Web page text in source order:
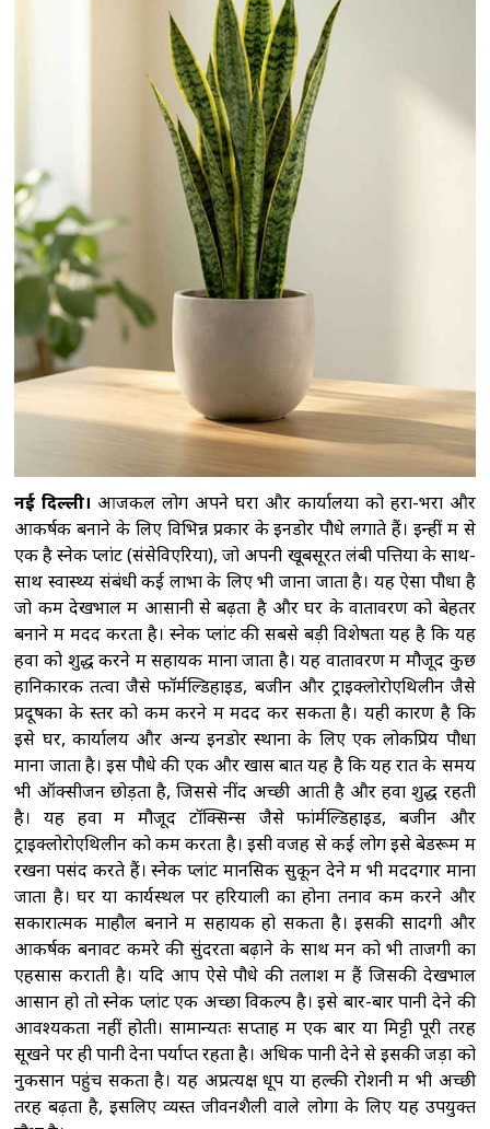
दावा : निगरानी की कमी बनी नीट पेपर लीक की वजह,
विशेषज्ञों की जांच और तलाशी नहीं हुई
भागवत के 'जेन-जी' वाले बयान पर भाजपा सांसद बोले,
छात्र अब विपक्ष के बहकावे में नहीं आने
झारखंड: जेपीएससी गड़बड़ी के मुख्य आरोपी
अभय तिवारी के ससुर को लिया हिरासत में, रिश्तेदारों की
संपत्तियों की जांच शुरू
कांग्रेस सांसदों ने एनडीए
सरकार पर युवाओं को गुमराह करने का लगाया
आरोप
नई दिल्ली। आजकल लोग अपने घरों और कार्यालयों को हरा-भरा और
आकर्षक बनाने के लिए विभिन्न प्रकार के इनडोर पौधे लगाते हैं। इन्हीं में से
एक है स्नेक प्लांट (संसेविएरिया), जो अपनी खूबसूरत लंबी पत्तियों के साथ-
साथ स्वास्थ्य संबंधी कई लाभों के लिए भी जाना जाता है। यह ऐसा पौधा है
जो कम देखभाल में आसानी से बढ़ता है और घर के वातावरण को बेहतर
बनाने में मदद करता है। स्नेक प्लांट की सबसे बड़ी विशेषता यह है कि यह
हवा को शुद्ध करने में सहायक माना जाता है। यह वातावरण में मौजूद कुछ
हानिकारक तत्वों जैसे फॉर्मल्डिहाइड, बेंजीन और ट्राइक्लोरोएथिलीन जैसे
प्रदूषकों के स्तर को कम करने में मदद कर सकता है। यही कारण है कि
इसे घर, कार्यालय और अन्य इनडोर स्थानों के लिए एक लोकप्रिय पौधा
माना जाता है। इस पौधे की एक और खास बात यह है कि यह रात के समय
भी ऑक्सीजन छोड़ता है, जिससे नींद अच्छी आती है और हवा शुद्ध रहती
है। यह हवा में मौजूद टॉक्सिन्स जैसे फांर्मल्डिहाइड, बेंजीन और
ट्राइक्लोरोएथिलीन को कम करता है। इसी वजह से कई लोग इसे बेडरूम में
रखना पसंद करते हैं। स्नेक प्लांट मानसिक सुकून देने में भी मददगार माना
जाता है। घर या कार्यस्थल पर हरियाली का होना तनाव कम करने और
सकारात्मक माहौल बनाने में सहायक हो सकता है। इसकी सादगी और
आकर्षक बनावट कमरे की सुंदरता बढ़ाने के साथ मन को भी ताजगी का
एहसास कराती है। यदि आप ऐसे पौधे की तलाश में हैं जिसकी देखभाल
आसान हो तो स्नेक प्लांट एक अच्छा विकल्प है। इसे बार-बार पानी देने की
आवश्यकता नहीं होती। सामान्यतः सप्ताह में एक बार या मिट्टी पूरी तरह
सूखने पर ही पानी देना पर्याप्त रहता है। अधिक पानी देने से इसकी जड़ों को
नुकसान पहुंच सकता है। यह अप्रत्यक्ष धूप या हल्की रोशनी में भी अच्छी
तरह बढ़ता है, इसलिए व्यस्त जीवनशैली वाले लोगों के लिए यह उपयुक्त